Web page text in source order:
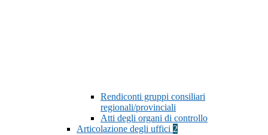
Rendiconti gruppi consiliari
regionali/provinciali
Atti degli organi di controllo
Articolazione degli uffici 2